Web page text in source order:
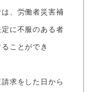
、労働者災害補
に不服のある者
ことができ
求をした日から